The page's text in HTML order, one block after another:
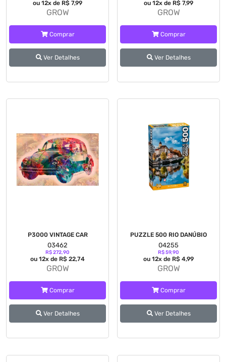
ou 12x de R$ 7,99
GROW
Comprar
Ver Detalhes
ou 12x de R$ 7,99
GROW
Comprar
Ver Detalhes
P3000 VINTAGE CAR
03462
R$ 272,90
ou 12x de R$ 22,74
GROW
Comprar
Ver Detalhes
PUZZLE 500 RIO DANÚBIO
04255
R$ 59,90
ou 12x de R$ 4,99
GROW
Comprar
Ver Detalhes